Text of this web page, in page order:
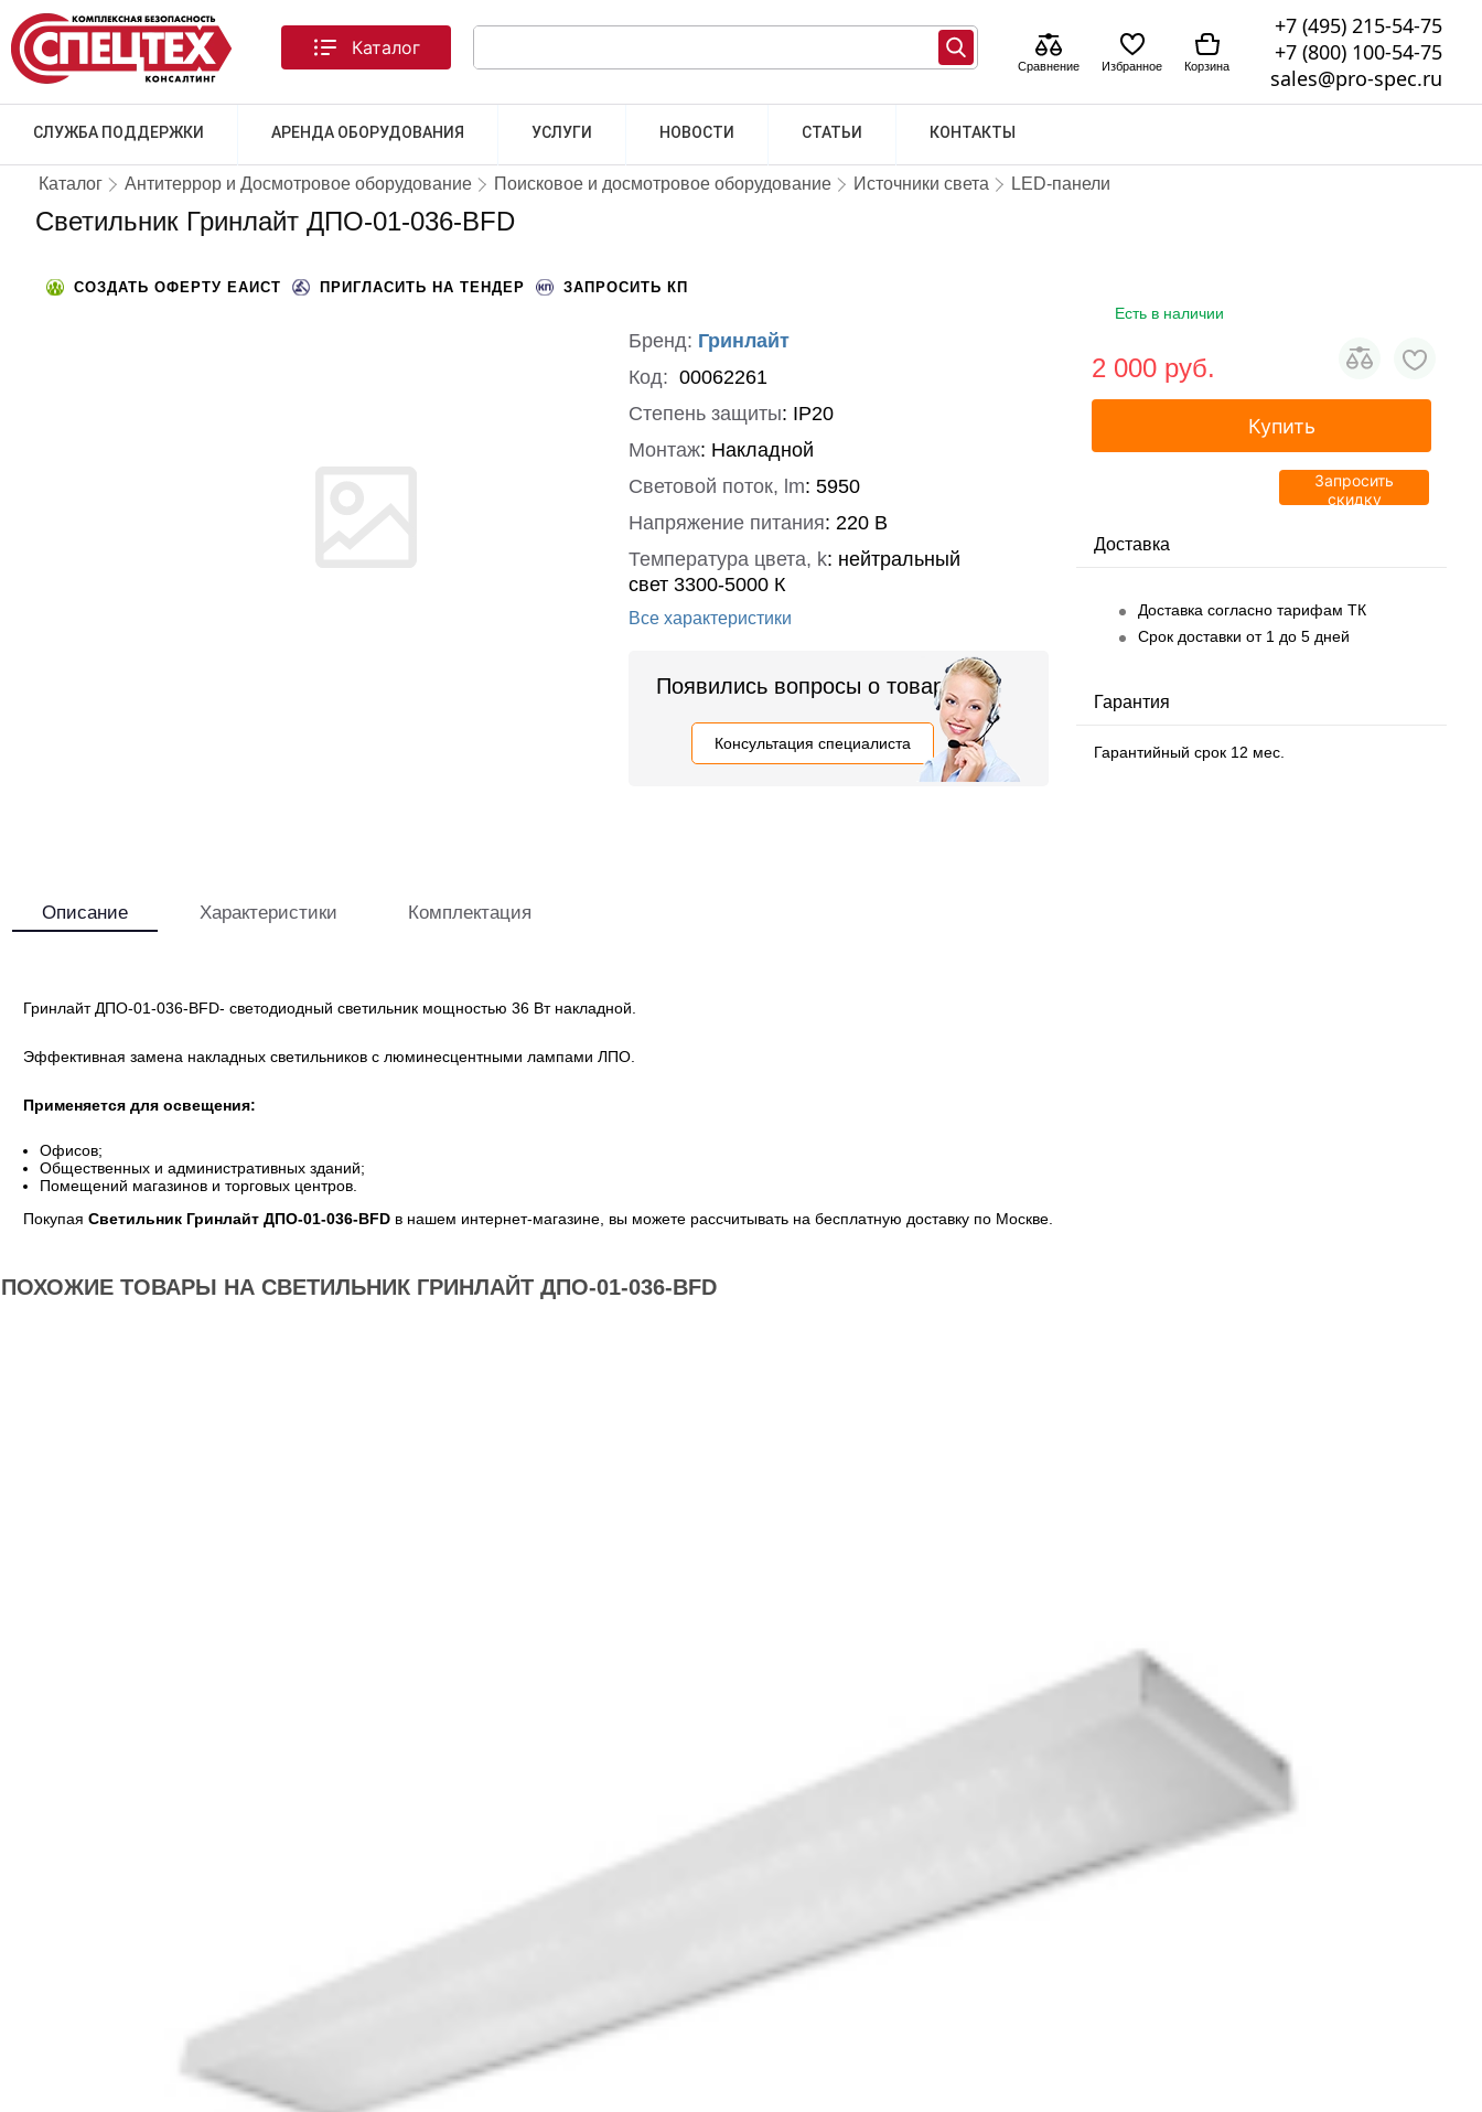
СЛУЖБА ПОДДЕРЖКИ АРЕНДА ОБОРУДОВАНИЯ УСЛУГИ НОВОСТИ СТАТЬИ КОНТАКТЫ
Каталог
Сравнение Избранное Корзина
+7 (495) 215-54-75
+7 (800) 100-54-75
sales@pro-spec.ru
Каталог Антитеррор и Досмотровое оборудование Поисковое и досмотровое оборудование Источники света LED-панели
Светильник Гринлайт ДПО-01-036-BFD
СОЗДАТЬ ОФЕРТУ ЕАИСТ ПРИГЛАСИТЬ НА ТЕНДЕР ЗАПРОСИТЬ КП
Есть в наличии
Бренд: Гринлайт
Код: 00062261
Степень защиты: IP20
Монтаж: Накладной
Световой поток, lm: 5950
Напряжение питания: 220 В
Температура цвета, k: нейтральный
свет 3300-5000 К
Все характеристики
Появились вопросы о товаре?
Консультация специалиста
2 000 pуб.
Купить
Запросить
скидку
Доставка
Доставка согласно тарифам ТК
Срок доставки от 1 до 5 дней
Гарантия
Гарантийный срок 12 мес.
Описание
Гринлайт ДПО-01-036-BFD- светодиодный светильник мощностью 36 Вт накладной.
Эффективная замена накладных светильников с люминесцентными лампами ЛПО.
Применяется для освещения:
Офисов;
Общественных и административных зданий;
Помещений магазинов и торговых центров.
Покупая Светильник Гринлайт ДПО-01-036-BFD в нашем интернет-магазине, вы можете рассчитывать на бесплатную доставку по Москве.
Характеристики Комплектация
ПОХОЖИЕ ТОВАРЫ НА СВЕТИЛЬНИК ГРИНЛАЙТ ДПО-01-036-BFD